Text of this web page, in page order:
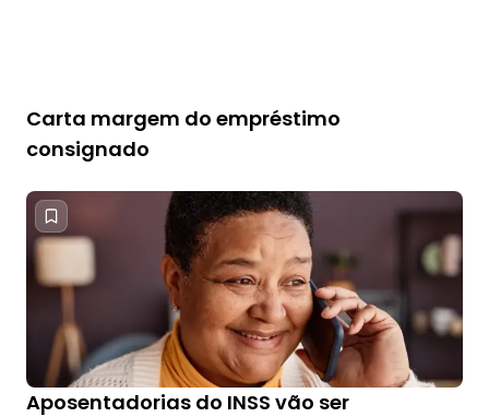
Carta margem do empréstimo
consignado
Aposentadorias do INSS vão ser